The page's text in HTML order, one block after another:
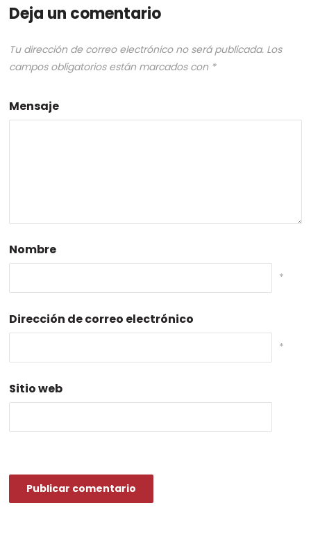
Deja un comentario
Tu dirección de correo electrónico no será publicada. Los
campos obligatorios están marcados con *
Mensaje
Nombre
*
Dirección de correo electrónico
*
Sitio web